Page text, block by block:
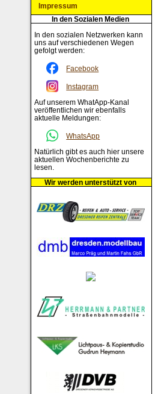
Impressum
In den Sozialen Medien
In den sozialen Netzwerken kann
uns auf verschiedenen Wegen
gefolgt werden:
Facebook
Instagram
Auf unserem WhatApp-Kanal
veröffentlichen wir ebenfalls
aktuelle Meldungen:
WhatsApp
Natürlich gibt es auch hier unsere
aktuellen Wochenberichte zu
lesen.
Wir werden unterstützt von